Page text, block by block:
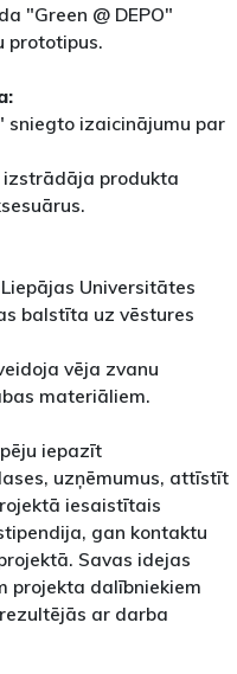
"Green @ DEPO"
prototipus.
sniegto izaicinājumu par
izstrādāja produkta
Universitātes
balstīta uz vēstures
vēja zvanu
materiāliem.
iepazīt
uzņēmumus, attīstīt
iesaistītais
gan kontaktu
Savas idejas
projekta dalībniekiem
ar darba